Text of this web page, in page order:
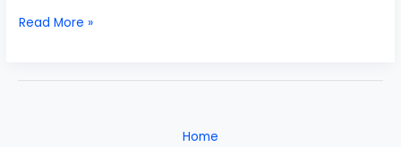
Daftar
Read More »
Home